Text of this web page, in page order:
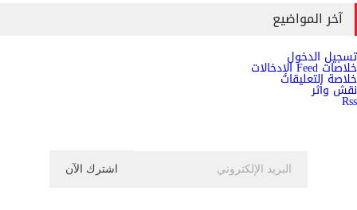
آخر المواضيع
تسجيل الدخول
خلاصات Feed الإدخالات
خلاصة التعليقات
نقش وأثر
Rss